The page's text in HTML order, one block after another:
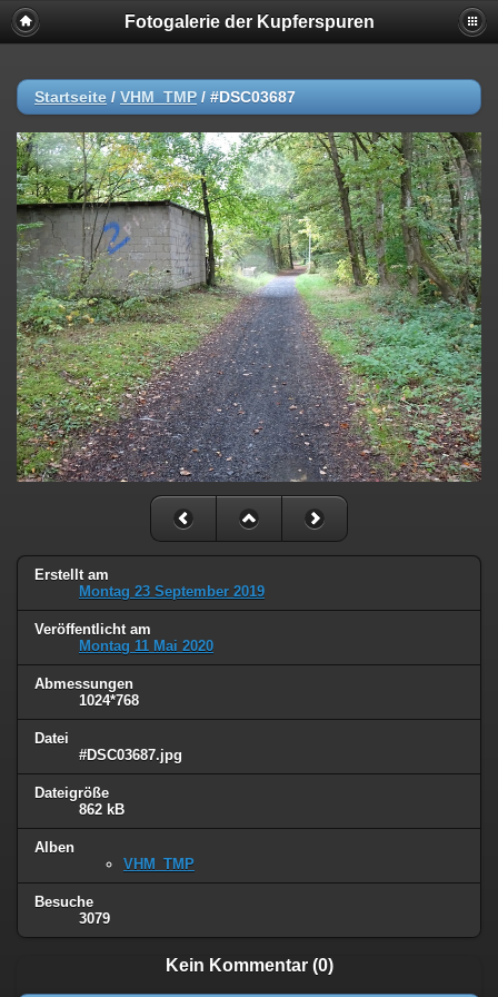
Fotogalerie der Kupferspuren
Startseite / VHM_TMP / #DSC03687
Erstellt am
Montag 23 September 2019
Veröffentlicht am
Montag 11 Mai 2020
Abmessungen
1024*768
Datei
#DSC03687.jpg
Dateigröße
862 kB
Alben
VHM_TMP
Besuche
3079
Kein Kommentar (0)